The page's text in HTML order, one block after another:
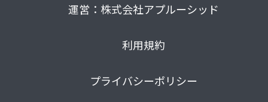
運営：株式会社アプルーシッド
利用規約
プライバシーポリシー